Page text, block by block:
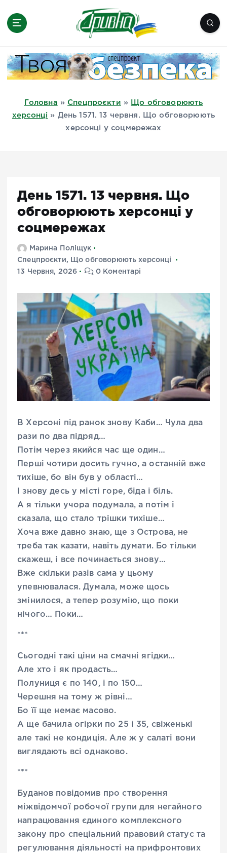
Миколаїв, Одеса, Мелітополь
Головна » Спецпроєкти »
Що обговорюють
херсонці » День 1571. 13 червня. Що обговорюють
херсонці у соцмережах
День 1571. 13 червня. Що
обговорюють херсонці у
соцмережах
Марина Поліщук
Спецпроєкти,
Що обговорюють херсонці
13 Червня, 2026
0 Коментарі
В Херсоні під ранок знову Каби… Чула два
рази по два підряд…
Потім через якийся час ще один…
Перші чотири досить гучно, а останній вже
тихіше, бо він був у області…
І знову десь у місті горе, біда і біль.
А я тільки учора подумала, а потім і
сказала, що стало трішки тихіше…
Хоча вже давно знаю, ще з Острова, не
треба так казати, навіть думати. Бо тільки
скажеш, і все починається знову…
Вже скільки разів сама у цьому
упевнювалася. Думала, може щось
змінилося, а тепер розумію, що поки
нічого… Поки…
***
Сьогодні такі ціни на смачні ягідки…
Але хто і як продасть…
Полуниця є по 140, і по 150…
Черешня на тому ж рівні…
Бо її ще немає масово.
А ще бачила огірки по 25 і 35, свіженькі
але такі не кондиція. Але ж у салаті вони
виглядають всі однаково.
***
Буданов повідомив про створення
міжвідомчої робочої групи для негайного
напрацювання єдиного комплексного
закону про спеціальний правовий статус та
регулювання діяльності на прифронтових